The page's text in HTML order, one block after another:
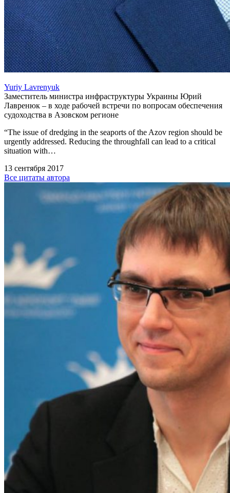
Yuriy Lavrenyuk
Заместитель министра инфраструктуры Украины Юрий
Лавренюк – в ходе рабочей встречи по вопросам обеспечения
судоходства в Азовском регионе
“The issue of dredging in the seaports of the Azov region should be
urgently addressed. Reducing the throughfall can lead to a critical
situation with…
13 сентября 2017
Все цитаты автора